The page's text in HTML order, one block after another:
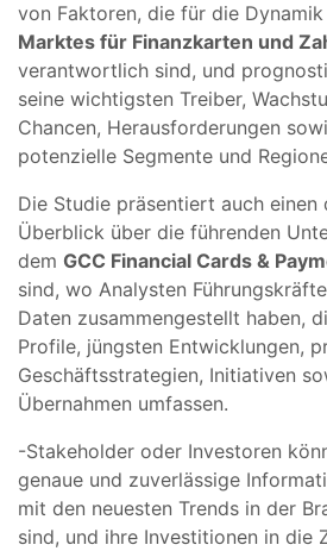
von Faktoren, die für die
Marktes für Finanzkarten und
verantwortlich sind, und
seine wichtigsten Treiber,
Chancen, Herausforderungen
potenzielle Segmente und
Die Studie präsentiert auch einen
Überblick über die führenden
dem GCC Financial Cards &
sind, wo Analysten
Daten zusammengestellt haben,
Profile, jüngsten Entwicklungen,
Geschäftsstrategien, Initiativen
Übernahmen umfassen.
-Stakeholder oder Investoren
genaue und zuverlässige
mit den neuesten Trends in der
sind, und ihre Investitionen in die